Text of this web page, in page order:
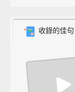
收錄的佳句